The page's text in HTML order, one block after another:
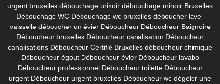
urgent bruxelles débouchage urinoir débouchage urinoir Bruxelles
Débouchage WC Débouchage wc bruxelles déboucher lave-
vaisselle déboucher un évier Déboucheur Déboucheur Baignoire
Déboucheur bruxelles Déboucheur canalisation Déboucheur
canalisations Déboucheur Certifié Bruxelles déboucheur chimique
Déboucheur égout Déboucheur évier Déboucheur lavabo
Déboucheur professionnel Déboucheur toilette Déboucheur
urgent Déboucheur urgent bruxelles Déboucheur wc dégeler une